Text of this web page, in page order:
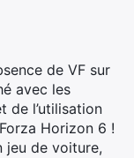
de VF sur
avec les
de l’utilisation
Horizon 6 !
jeu de voiture,